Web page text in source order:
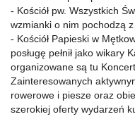
- Kościół pw. Wszystkich
wzmianki o nim pochodzą z
- Kościół Papieski w
posługę pełnił jako wikary
organizowane są tu
Zainteresowanych
rowerowe i piesze oraz
szerokiej oferty wydarzeń